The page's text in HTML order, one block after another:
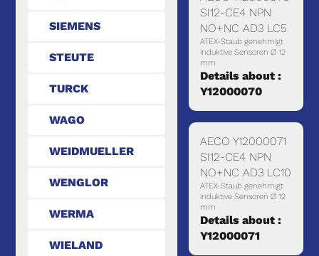
SIEMENS
STEUTE
TURCK
WAGO
WEIDMUELLER
WENGLOR
WERMA
WIELAND
SI12-CE4 NPN
NO+NC AD3 LC5
ATEX-Staub genehmigt
induktive Sensoren Ø 12
mm
Details about :
Y12000070
AECO Y12000071
SI12-CE4 NPN
NO+NC AD3 LC10
ATEX-Staub genehmigt
induktive Sensoren Ø 12
mm
Details about :
Y12000071